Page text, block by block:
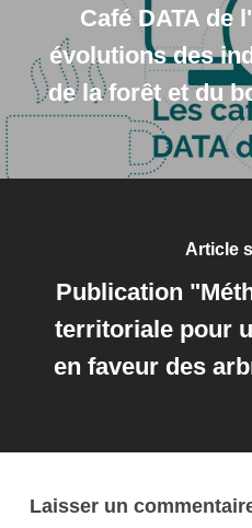
Café DATA de
évolutions des
de la forêt et du
Article
Publication
territoriale pour
en faveur des
Laisser un